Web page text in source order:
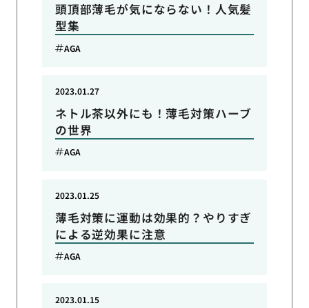
頭頂部薄毛が気にならない！人気髪
型集
AGA
ネトル茶以外にも！薄毛対策ハーブ
の世界
2023.01.27
AGA
薄毛対策に運動は効果的？やりすぎ
による逆効果に注意
2023.01.25
AGA
2023.01.15